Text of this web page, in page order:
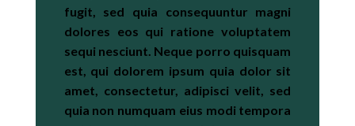
fugit, sed quia consequuntur magni
dolores eos qui ratione voluptatem
sequi nesciunt. Neque porro quisquam
est, qui dolorem ipsum quia dolor sit
amet, consectetur, adipisci velit, sed
quia non numquam eius modi tempora